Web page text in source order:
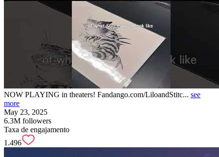
NOW PLAYING in theaters! Fandango.com/LiloandStitc... see
more
May 23, 2025
6.3M followers
Taxa de engajamento
1.496